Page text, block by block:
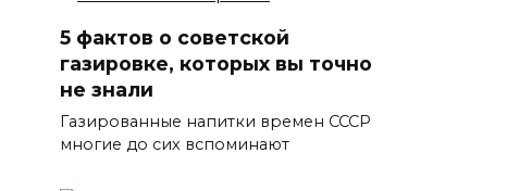
5 фактов о советской
газировке, которых вы точно
не знали
Газированные напитки времен СССР
многие до сих вспоминают